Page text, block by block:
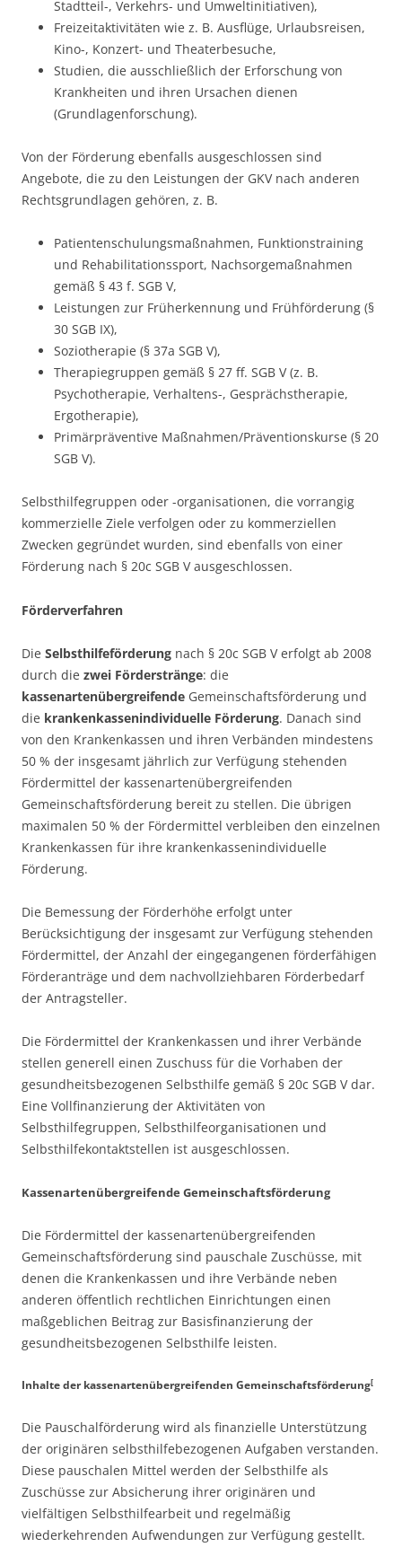
Stadtteil-, Verkehrs- und Umweltinitiativen),
Freizeitaktivitäten wie z. B. Ausflüge, Urlaubsreisen,
Kino-, Konzert- und Theaterbesuche,
Studien, die ausschließlich der Erforschung von
Krankheiten und ihren Ursachen dienen
(Grundlagenforschung).
Von der Förderung ebenfalls ausgeschlossen sind
Angebote, die zu den Leistungen der GKV nach anderen
Rechtsgrundlagen gehören, z. B.
Patientenschulungsmaßnahmen, Funktionstraining
und Rehabilitationssport, Nachsorgemaßnahmen
gemäß § 43 f. SGB V,
Leistungen zur Früherkennung und Frühförderung (§
30 SGB IX),
Soziotherapie (§ 37a SGB V),
Therapiegruppen gemäß § 27 ff. SGB V (z. B.
Psychotherapie, Verhaltens-, Gesprächstherapie,
Ergotherapie),
Primärpräventive Maßnahmen/Präventionskurse (§ 20
SGB V).
Selbsthilfegruppen oder -organisationen, die vorrangig
kommerzielle Ziele verfolgen oder zu kommerziellen
Zwecken gegründet wurden, sind ebenfalls von einer
Förderung nach § 20c SGB V ausgeschlossen.
Förderverfahren
Die Selbsthilfeförderung nach § 20c SGB V erfolgt ab 2008
durch die zwei Förderstränge: die
kassenartenübergreifende Gemeinschaftsförderung und
die krankenkassenindividuelle Förderung. Danach sind
von den Krankenkassen und ihren Verbänden mindestens
50 % der insgesamt jährlich zur Verfügung stehenden
Fördermittel der kassenartenübergreifenden
Gemeinschaftsförderung bereit zu stellen. Die übrigen
maximalen 50 % der Fördermittel verbleiben den einzelnen
Krankenkassen für ihre krankenkassenindividuelle
Förderung.
Die Bemessung der Förderhöhe erfolgt unter
Berücksichtigung der insgesamt zur Verfügung stehenden
Fördermittel, der Anzahl der eingegangenen förderfähigen
Förderanträge und dem nachvollziehbaren Förderbedarf
der Antragsteller.
Die Fördermittel der Krankenkassen und ihrer Verbände
stellen generell einen Zuschuss für die Vorhaben der
gesundheitsbezogenen Selbsthilfe gemäß § 20c SGB V dar.
Eine Vollfinanzierung der Aktivitäten von
Selbsthilfegruppen, Selbsthilfeorganisationen und
Selbsthilfekontaktstellen ist ausgeschlossen.
Kassenartenübergreifende Gemeinschaftsförderung
Die Fördermittel der kassenartenübergreifenden
Gemeinschaftsförderung sind pauschale Zuschüsse, mit
denen die Krankenkassen und ihre Verbände neben
anderen öffentlich rechtlichen Einrichtungen einen
maßgeblichen Beitrag zur Basisfinanzierung der
gesundheitsbezogenen Selbsthilfe leisten.
Inhalte der kassenartenübergreifenden Gemeinschaftsförderung[
Die Pauschalförderung wird als finanzielle Unterstützung
der originären selbsthilfebezogenen Aufgaben verstanden.
Diese pauschalen Mittel werden der Selbsthilfe als
Zuschüsse zur Absicherung ihrer originären und
vielfältigen Selbsthilfearbeit und regelmäßig
wiederkehrenden Aufwendungen zur Verfügung gestellt.